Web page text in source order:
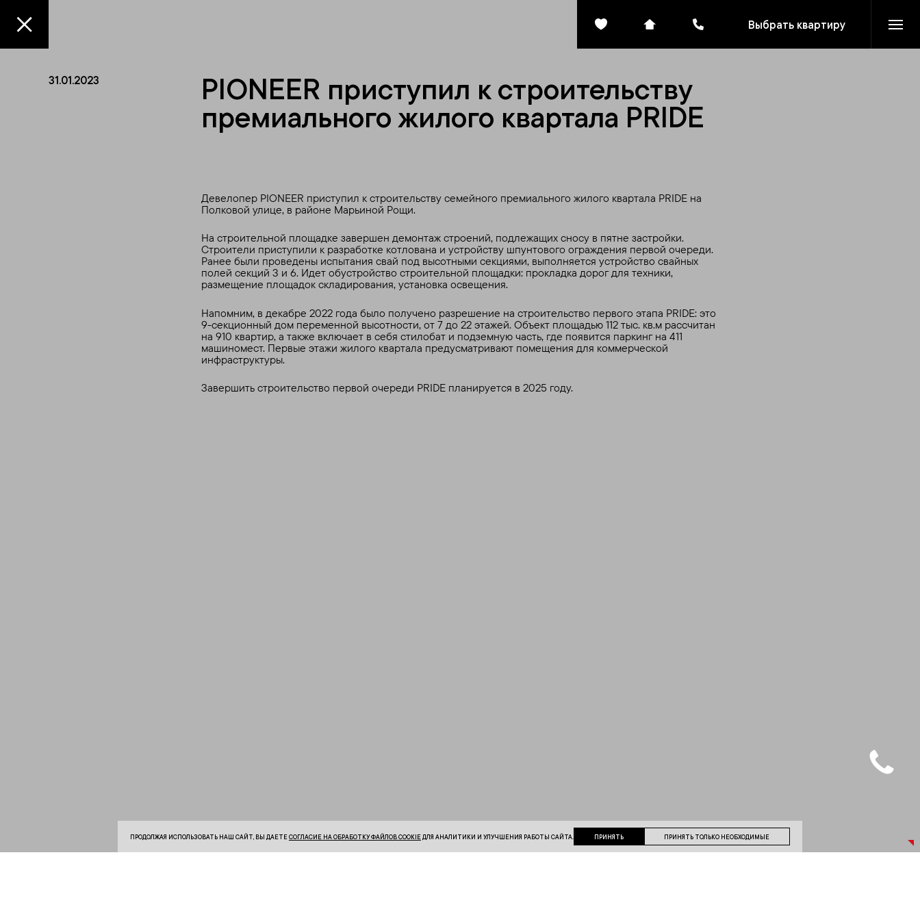
31.01.2023 PIONEER приступил к строительству
премиального жилого квартала PRIDE
Девелопер PIONEER приступил к строительству семейного премиального жилого квартала PRIDE на
Полковой улице, в районе Марьиной Рощи.
На строительной площадке завершен демонтаж строений, подлежащих сносу в пятне застройки.
Строители приступили к разработке котлована и устройству шпунтового ограждения первой очереди.
Ранее были проведены испытания свай под высотными секциями, выполняется устройство свайных
полей секций 3 и 6. Идет обустройство строительной площадки: прокладка дорог для техники,
размещение площадок складирования, установка освещения.
Напомним, в декабре 2022 года было получено разрешение на строительство первого этапа PRIDE: это
9-секционный дом переменной высотности, от 7 до 22 этажей. Объект площадью 112 тыс. кв.м рассчитан
на 910 квартир, а также включает в себя стилобат и подземную часть, где появится паркинг на 411
машиномест. Первые этажи жилого квартала предусматривают помещения для коммерческой
инфраструктуры.
Завершить строительство первой очереди PRIDE планируется в 2025 году.
Выбрать квартиру
ПРОДОЛЖАЯ ИСПОЛЬЗОВАТЬ НАШ САЙТ, ВЫ ДАЕТЕСОГЛАСИЕ НА ОБРАБОТКУ ФАЙЛОВ COOKIEДЛЯ АНАЛИТИКИ И УЛУЧШЕНИЯ РАБОТЫ САЙТА. ПРИНЯТЬ ПРИНЯТЬ ТОЛЬКО НЕОБХОДИМЫЕ